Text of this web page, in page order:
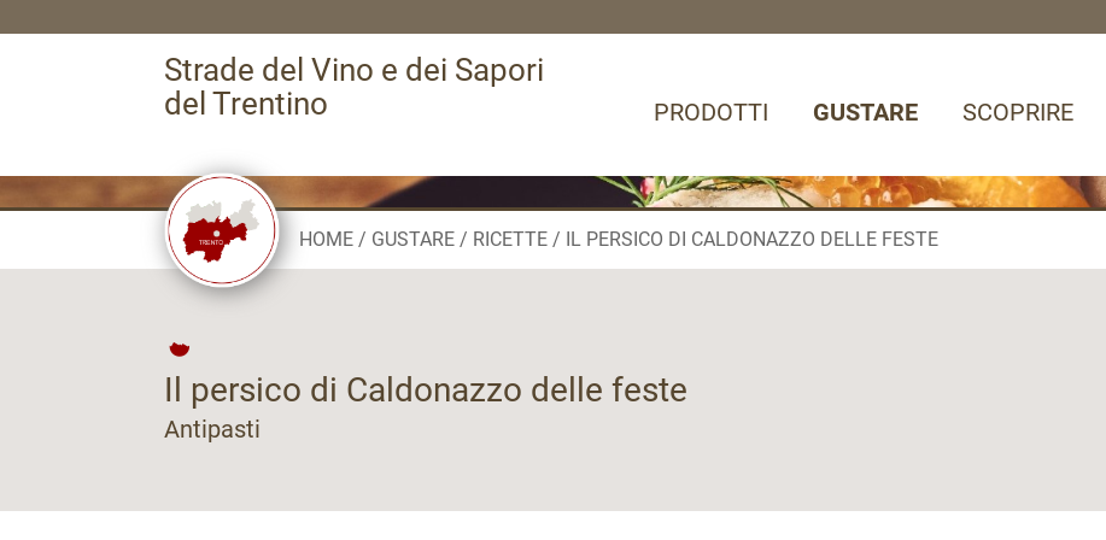
Strade del Vino e dei Sapori
del Trentino
PRODOTTI GUSTARE SCOPRIRE
HOME GUSTARE RICETTE IL PERSICO DI CALDONAZZO DELLE FESTE
Il persico di Caldonazzo delle feste
Antipasti